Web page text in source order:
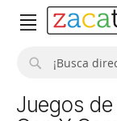
Juegos